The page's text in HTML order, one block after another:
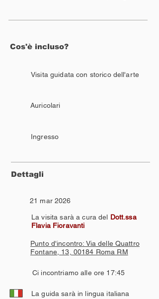
Cos'è incluso?
Visita guidata con storico dell'arte
Auricolari
Ingresso
Dettagli
21 mar 2026
La visita sarà a cura del Dott.ssa
Flavia Fioravanti
Punto d'incontro: Via delle Quattro
Fontane, 13, 00184 Roma RM
Ci incontriamo alle ore 17:45
La guida sarà in lingua italiana